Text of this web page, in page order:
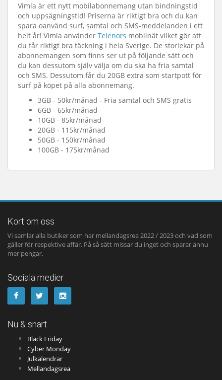
Vimla är ett nytt mobilabonnemang utan bindningstid
och uppsägningstid! Priserna är riktigt bra och du kan
spara oanvänd surf, samtal och SMS-meddelanden i ett
helt år! Vimla använder Telenors mobilnät vilket gör att
du får riktigt bra täckning i hela Sverige. De storlekar på
abonnemangen som finns ser ut på följande sätt och
du kan dessutom själv välja om du ska ha fria samtal
och SMS. Dessutom får du 20GB extra som startpott för
surf på köpet på alla abonnemang.
3GB - 50kr/månad - Fria samtal och SMS gratis
6GB - 65kr/månad
10GB - 85kr/månad
20GB - 115kr/månad
50GB - 150kr/månad
100GB - 175kr/månad
Kort om oss
Vi samlar alla butiker som har mellandagsrea 2022 / 2023 och vad som
gäller för respektive affär. På så sätt missar du inget och sparar ännu
mer pengar.
Sociala medier
Nu & snart
Black Friday
Cyber Monday
Julkalendrar
Mellandagsrea